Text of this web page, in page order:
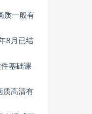
质一般有
8月已结
基础课
质高清有